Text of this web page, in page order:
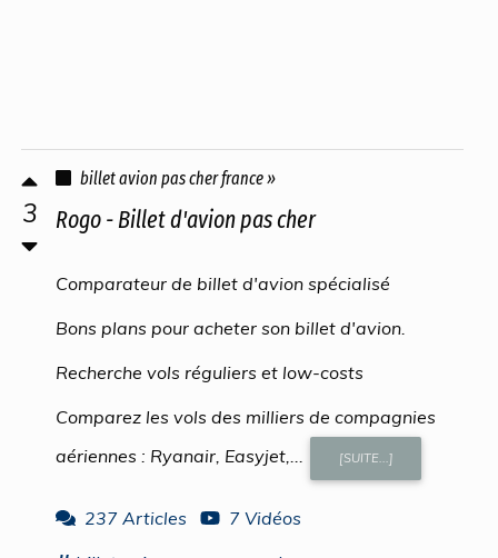
3
billet avion pas cher france »
Rogo - Billet d'avion pas cher
Comparateur de billet d'avion spécialisé
Bons plans pour acheter son billet d'avion.
Recherche vols réguliers et low-costs
Comparez les vols des milliers de compagnies
aériennes : Ryanair, Easyjet,...
[SUITE...]
237 Articles
7 Vidéos